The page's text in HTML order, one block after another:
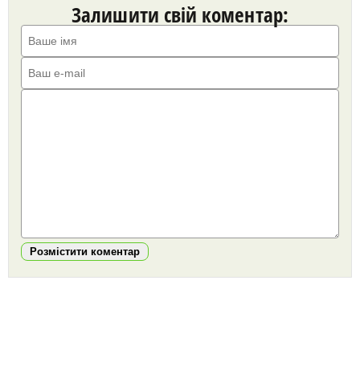
Залишити свій коментар:
Розмістити коментар